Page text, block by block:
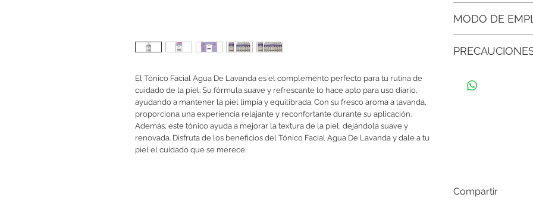
El Tónico Facial Agua De Lavanda es el complemento perfecto para tu rutina de
cuidado de la piel. Su fórmula suave y refrescante lo hace apto para uso diario,
ayudando a mantener la piel limpia y equilibrada. Con su fresco aroma a lavanda,
proporciona una experiencia relajante y reconfortante durante su aplicación.
Además, este tónico ayuda a mejorar la textura de la piel, dejándola suave y
renovada. Disfruta de los beneficios del Tónico Facial Agua De Lavanda y dale a tu
piel el cuidado que se merece.
• Mejora la textura y
piel más suave,
• Apto para uso diario:
• Tonifica y refresca:
hamamelis, aceite
MODO DE
piel limpia en el
solar directa y con el
Compartir